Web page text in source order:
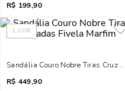
R$ 199,90
1 COR
Sandália Couro Nobre Tiras
R$ 449,90